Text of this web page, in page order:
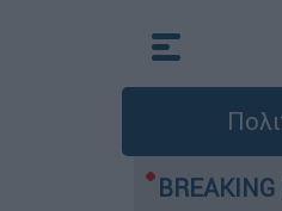
αυτοκίνητα